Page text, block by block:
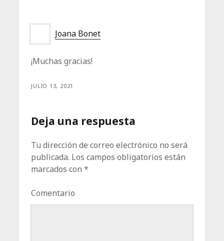
Joana Bonet
¡Muchas gracias!
JULIO 13, 2021
Deja una respuesta
Tu dirección de correo electrónico no será
publicada. Los campos obligatorios están
marcados con*
Comentario